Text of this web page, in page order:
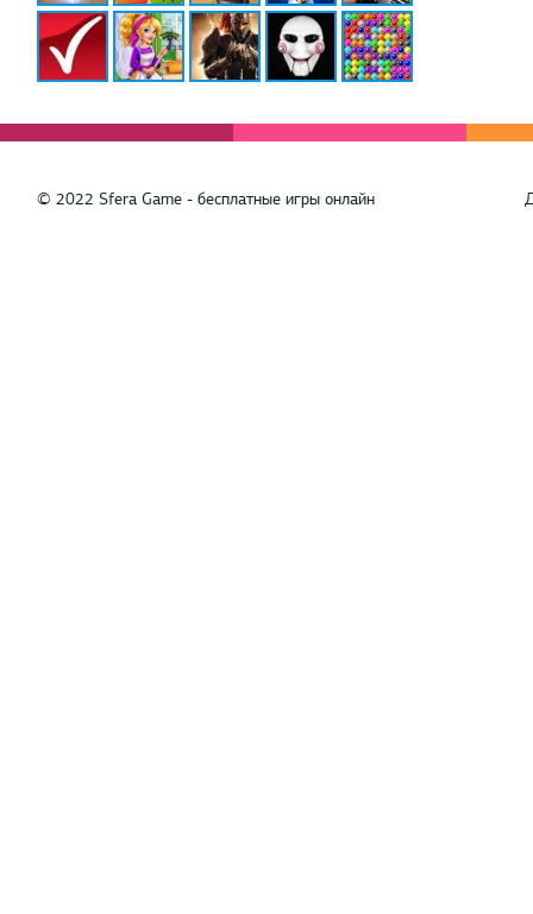
© 2022 Sfera Game - бесплатные игры онлайн